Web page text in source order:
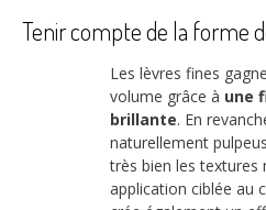
Tenir compte de la forme
Les lèvres fines
volume grâce à une
brillante. En
naturellement
très bien les textures
application ciblée au